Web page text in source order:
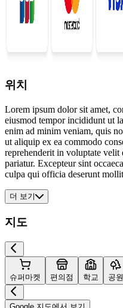
위치
Lorem ipsum dolor sit amet,
eiusmod tempor incididunt ut
enim ad minim veniam, quis
ut aliquip ex ea commodo
reprehenderit in voluptate
pariatur. Excepteur sint
culpa qui officia deserunt
더 보기
지도
슈퍼마켓 편의점 학교 공원